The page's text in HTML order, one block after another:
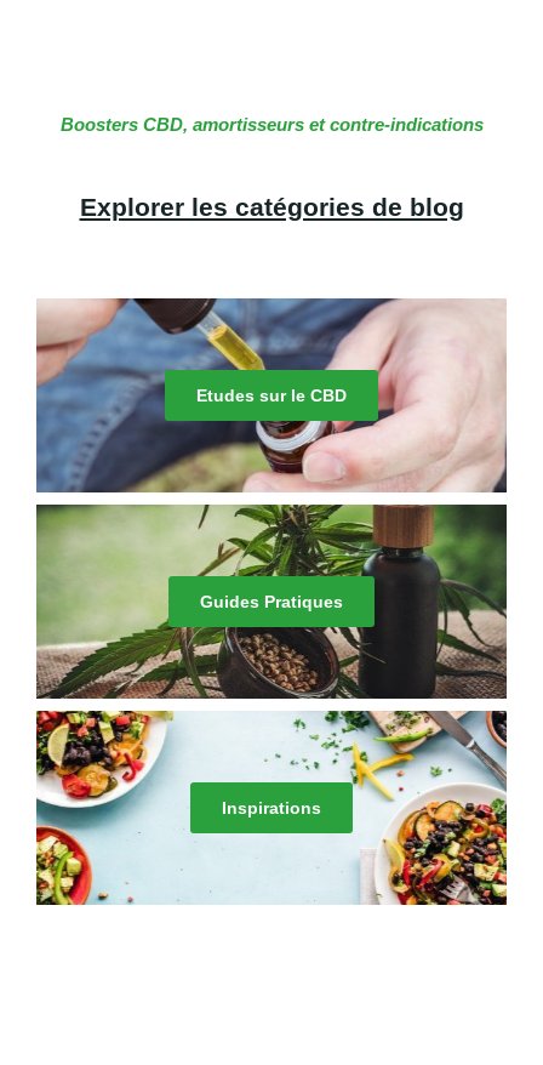
Boosters CBD, amortisseurs et contre-indications
Explorer les catégories de blog
Etudes sur le CBD
Guides Pratiques
Inspirations